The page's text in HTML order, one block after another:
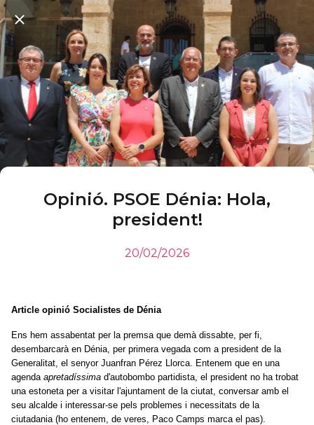
Opinió. PSOE Dénia: Hola,
president!
20/02/2026
Article opinió Socialistes de Dénia
Ens hem assabentat per la premsa que demà dissabte, per fi,
desembarcarà en Dénia, per primera vegada com a president de la
Generalitat, el senyor Juanfran Pérez Llorca. Entenem que en una
agenda apretadíssima d'autobombo partidista, el president no ha trobat
una estoneta per a visitar l'ajuntament de la ciutat, conversar amb el
seu alcalde i interessar-se pels problemes i necessitats de la
ciutadania (ho entenem, de veres, Paco Camps marca el pas).